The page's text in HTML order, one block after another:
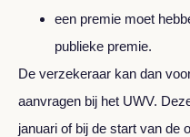
een premie moet
publieke premie.
De verzekeraar kan dan
aanvragen bij het UWV.
januari of bij de start van de